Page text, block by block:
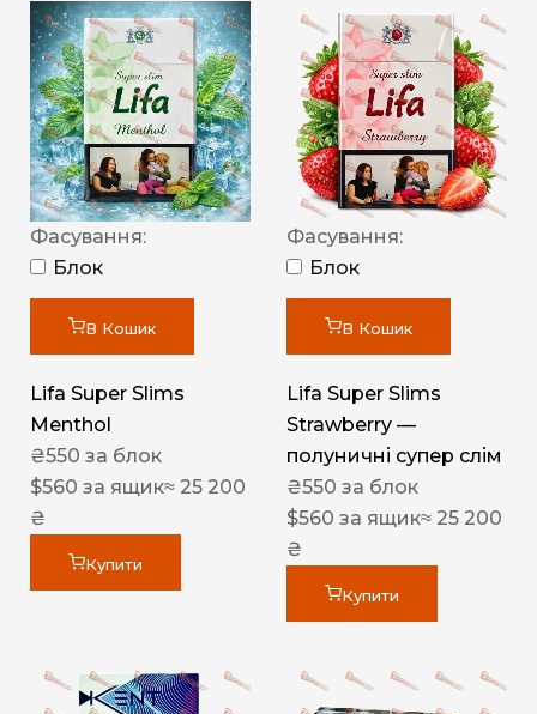
Фасування:
Блок
В Кошик
Lifa Super Slims
Menthol
₴550 за блок
$560 за ящик≈ 25 200
₴
Купити
Фасування:
Блок
В Кошик
Lifa Super Slims
Strawberry —
полуничні супер слім
₴550 за блок
$560 за ящик≈ 25 200
₴
Купити